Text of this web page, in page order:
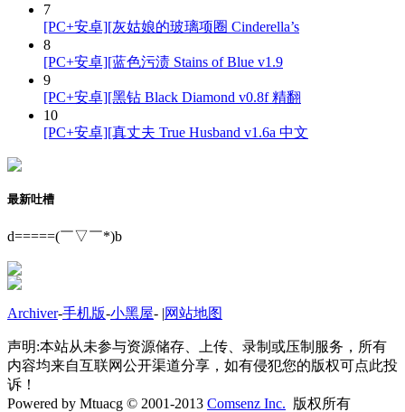
7
[PC+安卓][灰姑娘的玻璃项圈 Cinderella’s
8
[PC+安卓][蓝色污渍 Stains of Blue v1.9
9
[PC+安卓][黑钻 Black Diamond v0.8f 精翻
10
[PC+安卓][真丈夫 True Husband v1.6a 中文
最新吐槽
d=====(￣▽￣*)b
Archiver-手机版-小黑屋- |网站地图
声明:本站从未参与资源储存、上传、录制或压制服务，所有
内容均来自互联网公开渠道分享，如有侵犯您的版权可点此投
诉！
Powered by Mtuacg © 2001-2013 Comsenz Inc. 版权所有